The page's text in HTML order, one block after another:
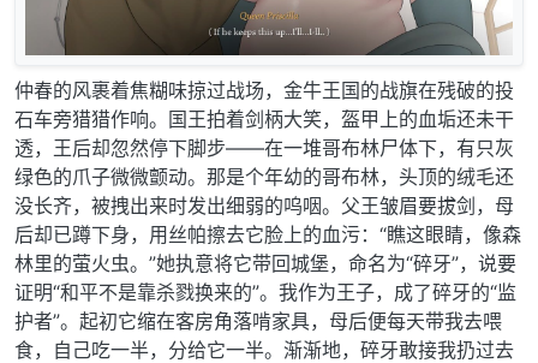
仲春的风裹着焦糊味掠过战场，金牛王国的战旗在残破的投
石车旁猎猎作响。国王拍着剑柄大笑，盔甲上的血垢还未干
透，王后却忽然停下脚步——在一堆哥布林尸体下，有只灰
绿色的爪子微微颤动。那是个年幼的哥布林，头顶的绒毛还
没长齐，被拽出来时发出细弱的呜咽。父王皱眉要拔剑，母
后却已蹲下身，用丝帕擦去它脸上的血污：“瞧这眼睛，像森
林里的萤火虫。”她执意将它带回城堡，命名为“碎牙”，说要
证明“和平不是靠杀戮换来的”。我作为王子，成了碎牙的“监
护者”。起初它缩在客房角落啃家具，母后便每天带我去喂
食，自己吃一半，分给它一半。渐渐地，碎牙敢接我扔过去